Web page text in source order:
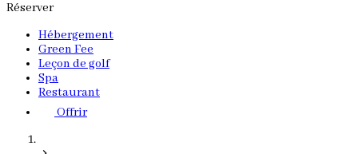
Réserver
Hébergement
Green Fee
Leçon de golf
Spa
Restaurant
Offrir